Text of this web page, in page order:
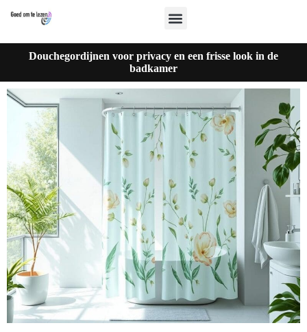
Douchegordijnen voor privacy en een frisse look in de
badkamer